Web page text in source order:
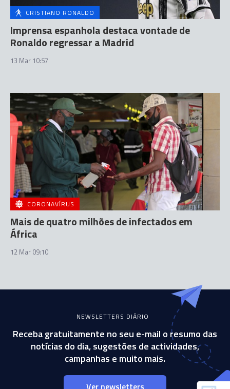
CRISTIANO RONALDO
Imprensa espanhola destaca vontade de
Ronaldo regressar a Madrid
13 Mar 10:57
CORONAVÍRUS
Mais de quatro milhões de infectados em
África
12 Mar 09:10
NEWSLETTERS DIÁRIO
Receba gratuitamente no seu e-mail o resumo das
notícias do dia, sugestões de actividades,
campanhas e muito mais.
Ver newsletters